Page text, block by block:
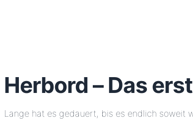
Herbord – Das
Lange hat es gedauert, bis es endlich soweit